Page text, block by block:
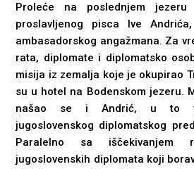
Proleće na poslednjem
proslavljenog pisca Ive
ambasadorskog angažmana. Za
rata, diplomate i diplomatsko
misija iz zemalja koje je okupirao
su u hotel na Bodenskom jezeru.
našao se i Andrić, u to
jugoslovenskog diplomatskog
Paralelno sa iščekivanjem
jugoslovenskih diplomata koji